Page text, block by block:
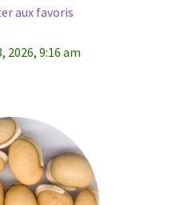
aux favoris
2026, 9:16 am